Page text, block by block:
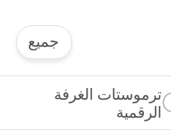
جميع
ترموستات الغرفة
الرقمية